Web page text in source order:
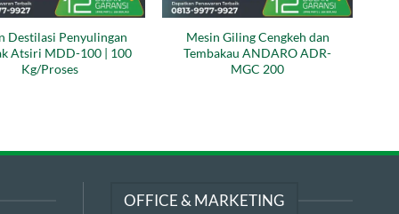
Destilasi Penyulingan
Atsiri MDD-100 | 100
Kg/Proses
Mesin Giling Cengkeh dan
Tembakau ANDARO ADR-
MGC 200
OFFICE & MARKETING